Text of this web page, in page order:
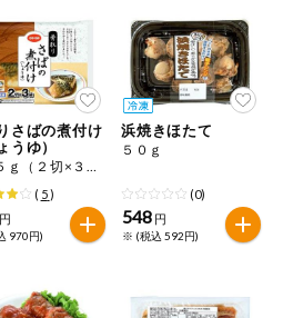
する
する
ービス
牛肉 ごま
ゼラチン 大豆
やまいも
さばの煮付け
うゆ）
２８５ｇ（２切×３袋）
( 5)
円
970円)
浜焼きほたて
５０ｇ
(0)
548 円
※ (税込 592円)